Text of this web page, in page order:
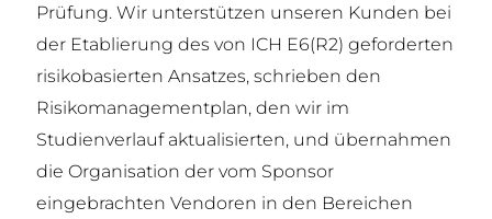
Prüfung. Wir unterstützen unseren Kunden bei
der Etablierung des von ICH E6(R2) geforderten
risikobasierten Ansatzes, schrieben den
Risikomanagementplan, den wir im
Studienverlauf aktualisierten, und übernahmen
die Organisation der vom Sponsor
eingebrachten Vendoren in den Bereichen